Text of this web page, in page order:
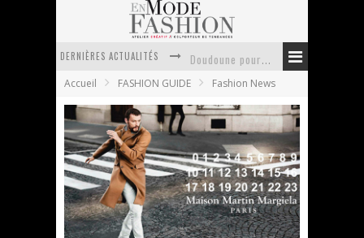
DERNIÈRES ACTUALITÉS
La trousse de toilette : l’accessoire indispensable de voyage
Week-end spa en automne : quel maillot de bain choisir ?
Pourquoi le costume sur mesure à Paris est un incontournable de l’élégance contemporaine ?
Anti chute cheveux homme : quelles solutions pour renforcer sa chevelure ?
Le retour du cachemire version casual
Accueil FASHION GUIDE Fashion News